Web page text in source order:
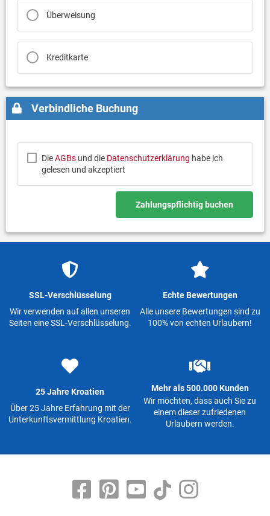
Überweisung
Kreditkarte
Verbindliche Buchung
DieAGBsund die Datenschutzerklärung habe ich
gelesen und akzeptiert
Zahlungspflichtig buchen
SSL-Verschlüsselung
Wir verwenden auf allen unseren
Seiten eine SSL-Verschlüsselung.
Echte Bewertungen
Alle unsere Bewertungen sind zu
100% von echten Urlaubern!
25 Jahre Kroatien
Über 25 Jahre Erfahrung mit der
Unterkunftsvermittlung Kroatien.
Mehr als 500.000 Kunden
Wir möchten, dass auch Sie zu
einem dieser zufriedenen
Urlaubern werden.